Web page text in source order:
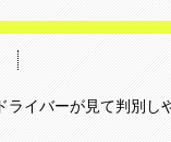
イバーが見て判別し